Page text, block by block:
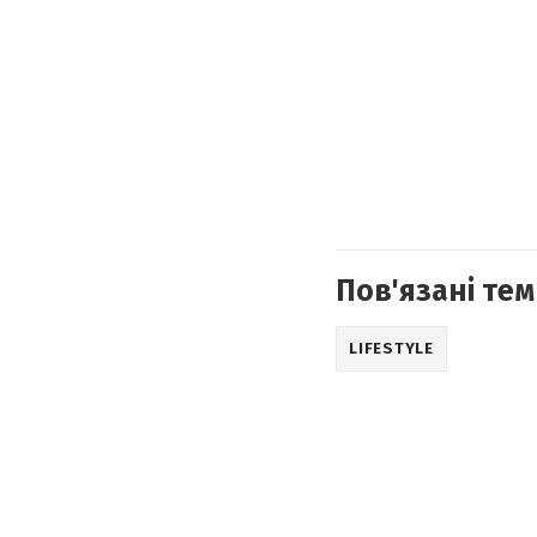
Пов'язані
LIFESTYLE